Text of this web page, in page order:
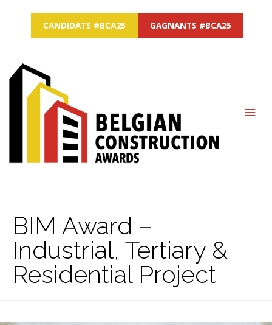
CANDIDATS #BCA25 GAGNANTS #BCA25
BIM Award –
Industrial, Tertiary &
Residential Project